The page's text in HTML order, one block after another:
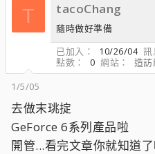
T tacoChang
隨時做好準備
已加入
10/26/04 訊
點數
0 網站
造訪
1/5/05
去做末珧掟
GeForce 6系列產品啦
開管...看完文章你就知道